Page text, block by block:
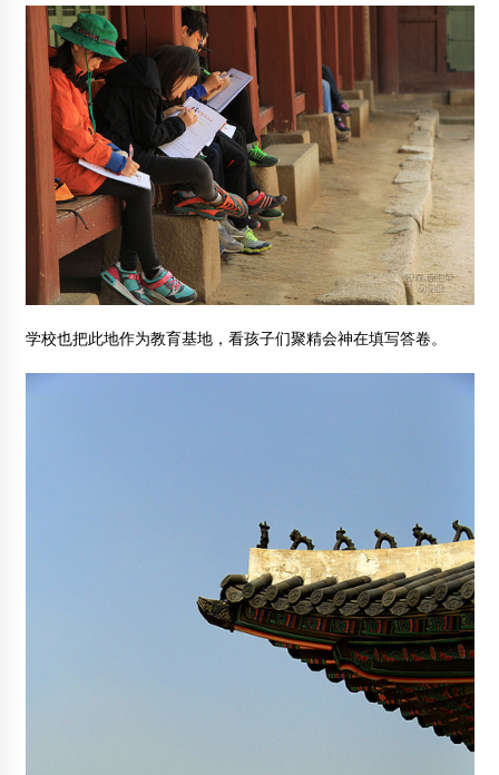
学校也把此地作为教育基地，看孩子们聚精会神在填写答卷。